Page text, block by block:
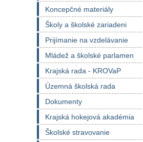
Koncepčné materiály
Školy a školské zariadeni
Prijímanie na vzdelávanie
Mládež a školské parlamen
Krajská rada - KROVaP
Územná školská rada
Dokumenty
Krajská hokejová akadémia
Školské stravovanie